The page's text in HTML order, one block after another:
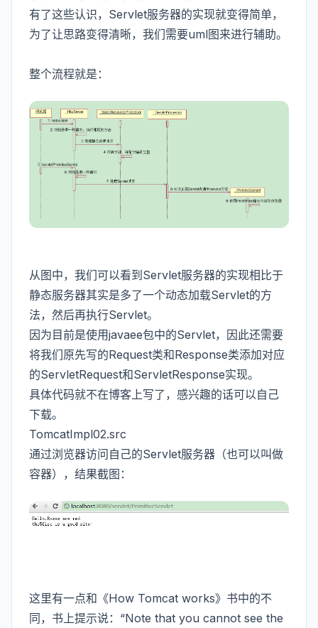
有了这些认识，Servlet服务器的实现就变得简单，
为了让思路变得清晰，我们需要uml图来进行辅助。
整个流程就是：
从图中，我们可以看到Servlet服务器的实现相比于
静态服务器其实是多了一个动态加载Servlet的方
法，然后再执行Servlet。
因为目前是使用javaee包中的Servlet，因此还需要
将我们原先写的Request类和Response类添加对应
的ServletRequest和ServletResponse实现。
具体代码就不在博客上写了，感兴趣的话可以自己
下载。
TomcatImpl02.src
通过浏览器访问自己的Servlet服务器（也可以叫做
容器），结果截图：
这里有一点和《How Tomcat works》书中的不
同，书上提示说：“Note that you cannot see the